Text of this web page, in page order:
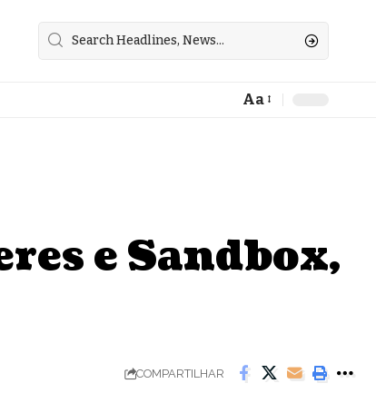
Aa
e Sandbox,
COMPARTILHAR